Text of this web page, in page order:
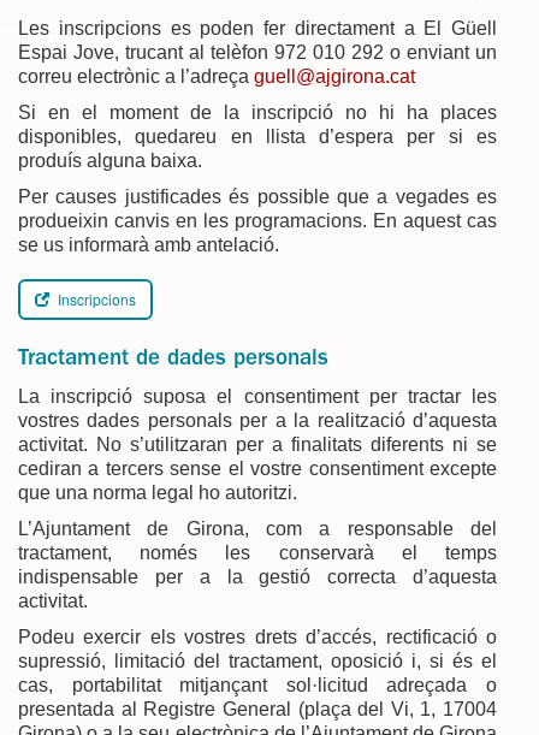
Les inscripcions es poden fer directament a El Güell
Espai Jove, trucant al telèfon 972 010 292 o enviant un
correu electrònic a l’adreça guell@ajgirona.cat
Si en el moment de la inscripció no hi ha places
disponibles, quedareu en llista d’espera per si es
produís alguna baixa.
Per causes justificades és possible que a vegades es
produeixin canvis en les programacions. En aquest cas
se us informarà amb antelació.
Inscripcions
Tractament de dades personals
La inscripció suposa el consentiment per tractar les
vostres dades personals per a la realització d’aquesta
activitat. No s’utilitzaran per a finalitats diferents ni se
cediran a tercers sense el vostre consentiment excepte
que una norma legal ho autoritzi.
L’Ajuntament de Girona, com a responsable del
tractament, només les conservarà el temps
indispensable per a la gestió correcta d’aquesta
activitat.
Podeu exercir els vostres drets d’accés, rectificació o
supressió, limitació del tractament, oposició i, si és el
cas, portabilitat mitjançant sol·licitud adreçada o
presentada al Registre General (plaça del Vi, 1, 17004